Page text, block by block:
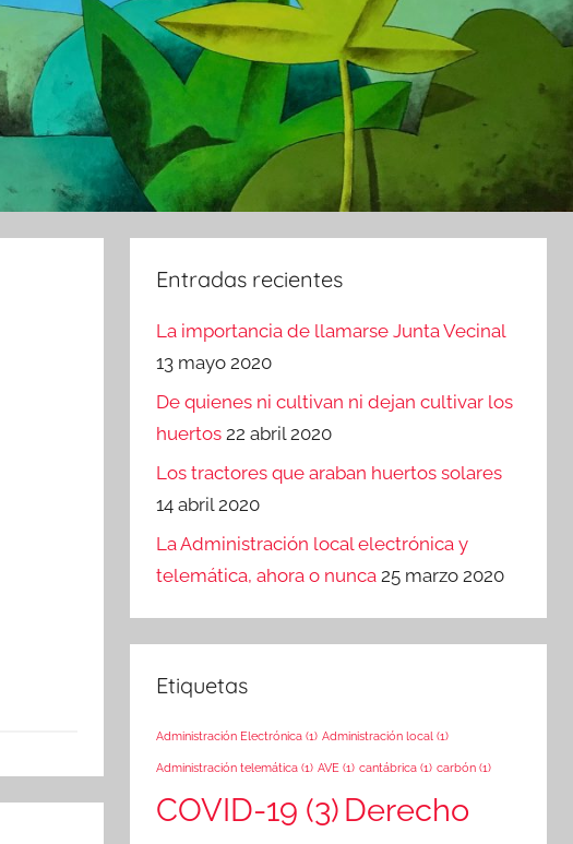
Entradas recientes
La importancia de llamarse Junta Vecinal
13 mayo 2020
De quienes ni cultivan ni dejan cultivar los
huertos 22 abril 2020
Los tractores que araban huertos solares
14 abril 2020
La Administración local electrónica y
telemática, ahora o nunca 25 marzo 2020
Etiquetas
Administración Electrónica (1) Administración local (1)
Administración telemática (1) AVE (1) cantábrica (1) carbón (1)
COVID-19 (3) Derecho